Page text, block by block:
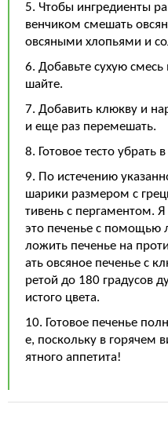
5. Чтобы ингредиенты
венчиком смешать
овсяными хлопьями и
6. Добавьте сухую
шайте.
7. Добавить клюкву и
и еще раз перемешать.
8. Готовое тесто убрать
9. По истечению
шарики размером с
тивень с пергаментом.
это печенье с помощью
ложить печенье на
ать овсяное печенье с
ретой до 180 градусов
истого цвета.
10. Готовое печенье
е, поскольку в горячем
ятного аппетита!